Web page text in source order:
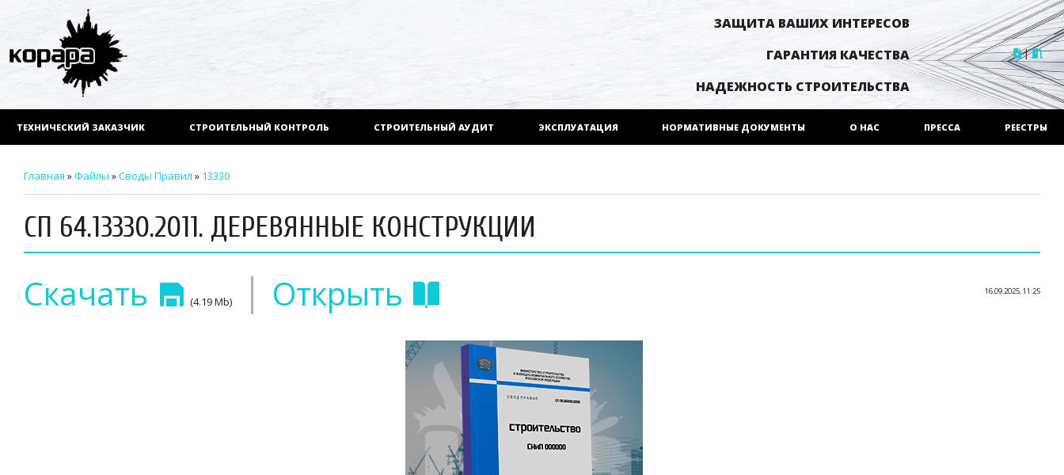
ЗАЩИТА ВАШИХ ИНТЕРЕСОВ
ГАРАНТИЯ КАЧЕСТВА
НАДЕЖНОСТЬ СТРОИТЕЛЬСТВА
|
ТЕХНИЧЕСКИЙ ЗАКАЗЧИК СТРОИТЕЛЬНЫЙ КОНТРОЛЬ СТРОИТЕЛЬНЫЙ АУДИТ ЭКСПЛУАТАЦИЯ НОРМАТИВНЫЕ ДОКУМЕНТЫ О НАС ПРЕССА РЕЕСТРЫ
Главная »Файлы »Своды Правил » 13330
СП 64.13330.2011. ДЕРЕВЯННЫЕ КОНСТРУКЦИИ
Скачать (4.19 Mb) | Открыть 16.09.2025, 11:25